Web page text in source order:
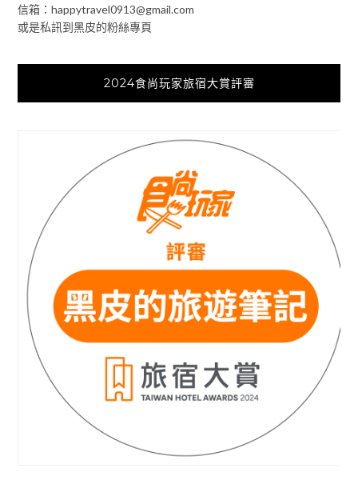
信箱：happytravel0913@gmail.com
或是私訊到黑皮的粉絲專頁
2024食尚玩家旅宿大賞評審